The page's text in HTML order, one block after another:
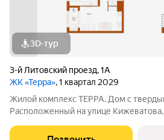
3D-тур
3-й Литовский проезд,1А
ЖК «Терра», 1 квартал 2029
Жилой комплекс ТЕРРА. Дом с
Расположенный на улице
легко добраться до зелёного массива